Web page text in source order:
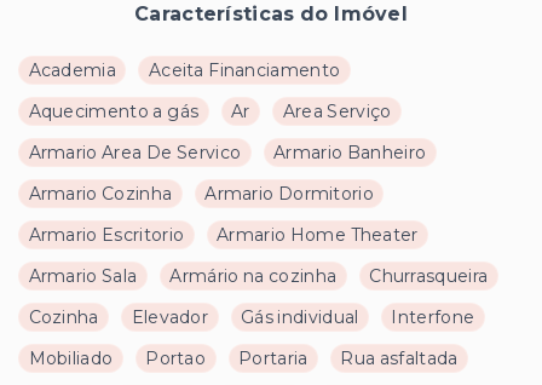
Características do Imóvel
Academia
Aceita Financiamento
Aquecimento a gás
Ar
Area Serviço
Armario Area De Servico
Armario Banheiro
Armario Cozinha
Armario Dormitorio
Armario Escritorio
Armario Home Theater
Armario Sala
Armário na cozinha
Churrasqueira
Cozinha
Elevador Gás individual
Interfone
Mobiliado
Portao Portaria
Rua asfaltada